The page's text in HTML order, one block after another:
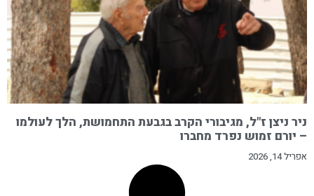
ניר ניצן ז"ל, מגיבורי הקרב בגבעת התחמושת, הלך לעולמו
– יורם זמוש נפרד מחברו
אפריל 14, 2026